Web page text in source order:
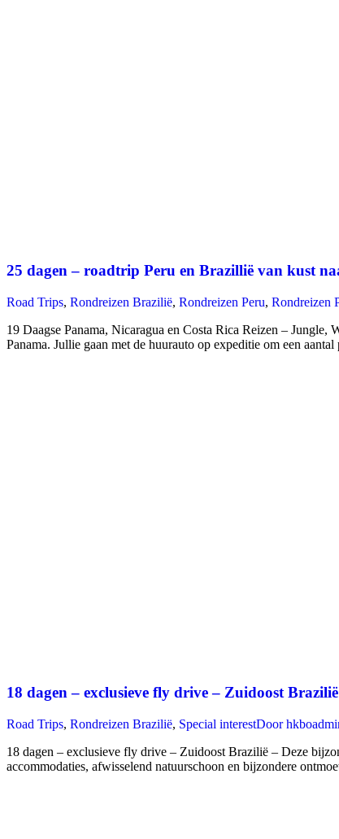
25 dagen – roadtrip Peru en Brazillië van kust
Road Trips, Rondreizen Brazilië, Rondreizen Peru, Rondreizen
19 Daagse Panama, Nicaragua en Costa Rica Reizen –
Panama. Jullie gaan met de huurauto op expeditie om een
18 dagen – exclusieve fly drive – Zuidoost Brazilië
Road Trips, Rondreizen Brazilië, Special interestDoor
18 dagen – exclusieve fly drive – Zuidoost Brazilië – Deze
accommodaties, afwisselend natuurschoon en bijzondere